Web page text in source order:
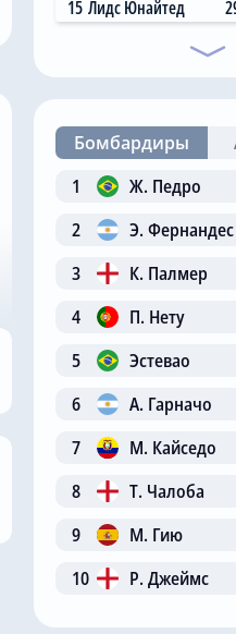
за звезду
самый
15 Лидс Юнайтед
Бомбардиры
1
Ж. Педро
2 Э. Фернандес
3 К. Палмер
4 П. Нету
5 Эстевао
6 А. Гарначо
7 М. Кайседо
8 Т. Чалоба
9 М. Гию
10 Р. Джеймс